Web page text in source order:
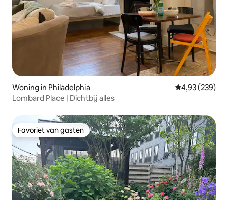
Woning in Philadelphia Gemiddelde
4,93 (239)
Lombard Place | Dichtbij alles
Favoriet van gasten
Favoriet van gasten